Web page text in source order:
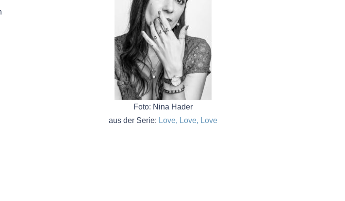
Foto: Nina Hader
aus der Serie: Love, Love, Love